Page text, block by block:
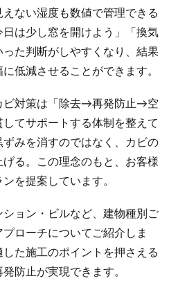
ない湿度も数値で管理できる
は少し窓を開けよう」「換気
た判断がしやすくなり、結果
低減させることができます。
ビ対策は「除去→再発防止→空
てサポートする体制を整えて
みを消すのではなく、カビの
る。この理念のもと、お客様
を提案しています。
ョン・ビルなど、建物種別ご
ローチについてご紹介しま
た施工のポイントを押さえる
防止が実現できます。